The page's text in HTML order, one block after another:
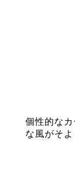
個性的な
な風がそ